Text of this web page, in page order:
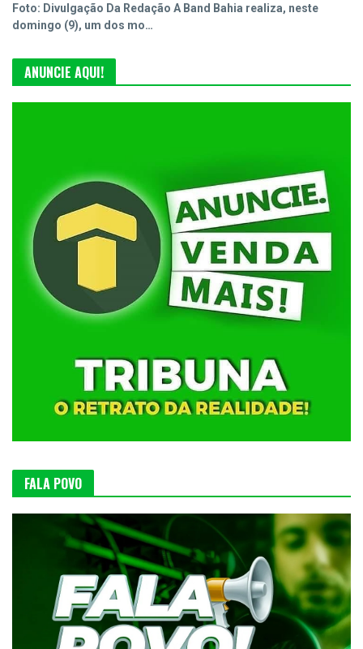
Foto: Divulgação Da Redação A Band Bahia realiza, neste
domingo (9), um dos mo…
ANUNCIE AQUI!
FALA POVO